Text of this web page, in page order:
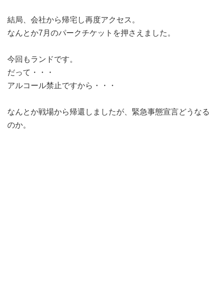
結局、会社から帰宅し再度アクセス。
なんとか7月のパークチケットを押さえました。
今回もランドです。
だって・・・
アルコール禁止ですから・・・
なんとか戦場から帰還しましたが、緊急事態宣言どうなる
のか。